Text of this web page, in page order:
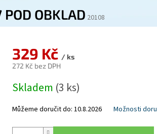
OBKLAD 20108
329 Kč / ks
272 Kč bez DPH
cena:
Skladem (3 ks)
Můžeme doručit do: 10.8.2026 Možnosti